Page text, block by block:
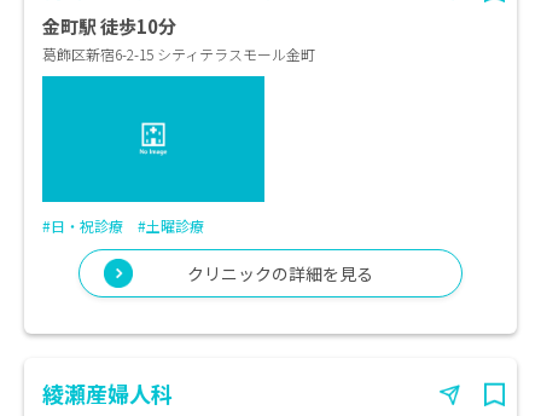
金町駅 徒歩10分
葛飾区新宿6-2-15 シティテラスモール金町
#日・祝診療 #土曜診療
クリニックの詳細を見る
綾瀬産婦人科